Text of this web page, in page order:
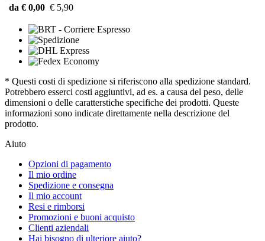
da € 0,00 € 5,90
* Questi costi di spedizione si riferiscono alla spedizione standard.
Potrebbero esserci costi aggiuntivi, ad es. a causa del peso, delle
dimensioni o delle caratterstiche specifiche dei prodotti. Queste
informazioni sono indicate direttamente nella descrizione del
prodotto.
Aiuto
Opzioni di pagamento
Il mio ordine
Spedizione e consegna
Il mio account
Resi e rimborsi
Promozioni e buoni acquisto
Clienti aziendali
Hai bisogno di ulteriore aiuto?